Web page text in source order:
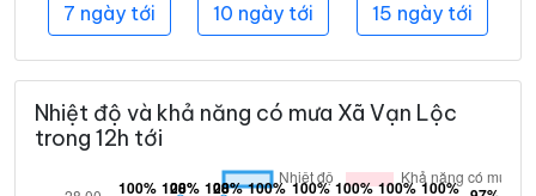
7 ngày tới 10 ngày tới 15 ngày tới
Nhiệt độ và khả năng có mưa Xã Vạn Lộc
trong 12h tới